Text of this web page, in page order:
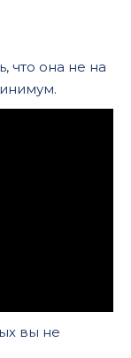
что она не на
вы не